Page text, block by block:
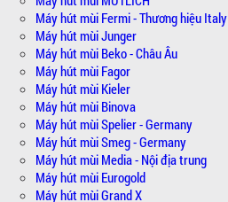
Máy hút mùi Fermi - Thương hiệu Italy
Máy hút mùi Junger
Máy hút mùi Beko - Châu Âu
Máy hút mùi Fagor
Máy hút mùi Kieler
Máy hút mùi Binova
Máy hút mùi Spelier - Germany
Máy hút mùi Smeg - Germany
Máy hút mùi Media - Nội địa trung
Máy hút mùi Eurogold
Máy hút mùi Grand X